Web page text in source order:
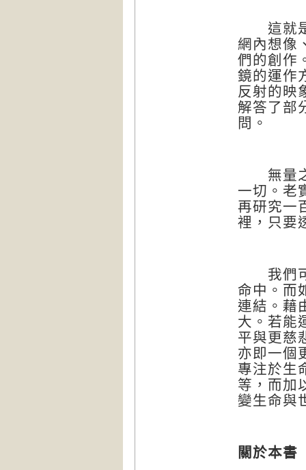
這就是
網內想像
們的創作
鏡的運作
反射的映
解答了部
問。
無量之
一切。老
再研究一
裡，只要
我們可
命中。而
連結。藉
大。若能
平與更慈
亦即一個
專注於生
等，而加
變生命與
關於本書